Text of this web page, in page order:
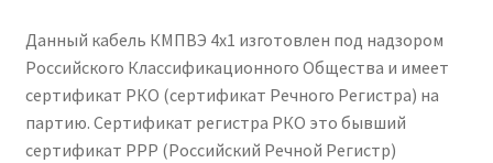
Данный кабель КМПВЭ 4х1 изготовлен под надзором
Российского Классификационного Общества и имеет
сертификат РКО (сертификат Речного Регистра) на
партию. Сертификат регистра РКО это бывший
сертификат РРР (Российский Речной Регистр)